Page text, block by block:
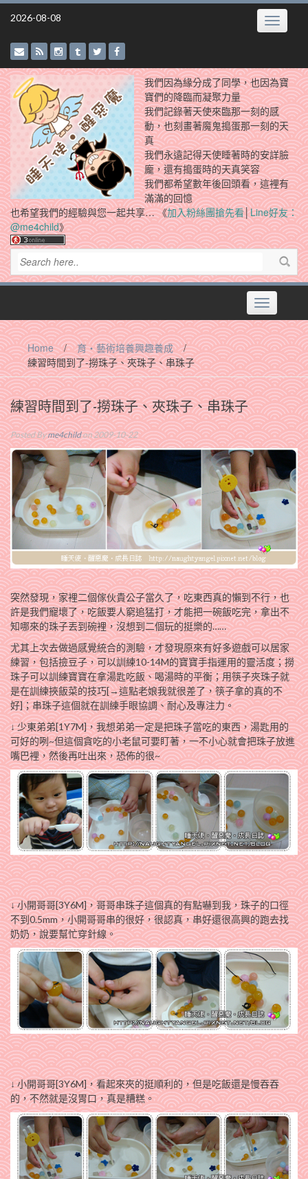
Skip
2026-08-08 Toggle
我們因為緣分成了同學，也因為寶
寶們的降臨而凝聚力量
我們記錄著天使來臨那一刻的感
動，也刻畫著魔鬼搗蛋那一刻的天
真
我們永遠記得天使睡著時的安詳臉
龐，還有搗蛋時的天真笑容
我們都希望數年後回頭看，這裡有
滿滿的回憶
也希望我們的經驗與您一起共享… 《加入粉絲團搶先看│Line好友：
@me4child》
Toggle
navigation
Home / 育‧藝術培養興趣養成
/
練習時間到了-撈珠子、夾珠子、串珠子
練習時間到了-撈珠子、夾珠子、串珠子
Posted Byme4childon 2009-10-22
突然發現，家裡二個傢伙貴公子當久了，吃東西真的懶到不行，也
許是我們寵壞了，吃飯要人窮追猛打，才能把一碗飯吃完，拿出不
知哪來的珠子丟到碗裡，沒想到二個玩的挺樂的……
尤其上次去做過感覺統合的測驗，才發現原來有好多遊戲可以居家
練習，包括撿豆子，可以訓練10-14M的寶寶手指運用的靈活度；撈
珠子可以訓練寶寶在拿湯匙吃飯、喝湯時的平衡；用筷子夾珠子就
是在訓練挾飯菜的技巧[→這點老娘我就很差了，筷子拿的真的不
好]；串珠子這個就在訓練手眼協調、耐心及專注力。
↓ 少東弟弟[1Y7M]，我想弟弟一定是把珠子當吃的東西，湯匙用的
可好的咧~但這個貪吃的小老鼠可要盯著，一不小心就會把珠子放進
嘴巴裡，然後再吐出來，恐佈的很~
↓ 小開哥哥[3Y6M]，哥哥串珠子這個真的有點嚇到我，珠子的口徑
不到0.5mm，小開哥哥串的很好，很認真，串好還很高興的跑去找
奶奶，說要幫忙穿針線。
↓ 小開哥哥[3Y6M]，看起來夾的挺順利的，但是吃飯還是慢吞吞
的，不然就是沒胃口，真是糟糕。